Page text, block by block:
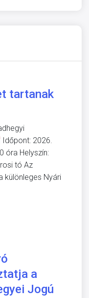
tartanak
Időpont: 2026.
óra Helyszín:
tó Az
különleges Nyári
a
Jogú